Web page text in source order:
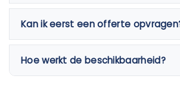
Kan ik eerst een offerte
Hoe werkt de beschikbaarheid?